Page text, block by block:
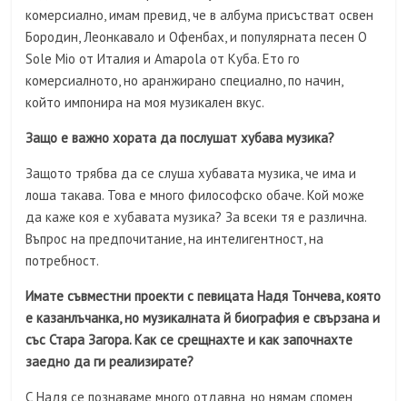
комерсиално, имам превид, че в албума присъстват освен
Бородин, Леонкавало и Офенбах, и популярната песен O
Sole Mio от Италия и Amapola от Куба. Ето го
комерсиалното, но аранжирано специално, по начин,
който импонира на моя музикален вкус.
Защо е важно хората да послушат хубава музика?
Защото трябва да се слуша хубавата музика, че има и
лоша такава. Това е много философско обаче. Кой може
да каже коя е хубавата музика? За всеки тя е различна.
Въпрос на предпочитание, на интелигентност, на
потребност.
Имате съвместни проекти с певицата Надя Тончева, която
е казанлъчанка, но музикалната й биография е свързана и
със Стара Загора. Как се срещнахте и как започнахте
заедно да ги реализирате?
С Надя се познаваме много отдавна, но нямам спомен